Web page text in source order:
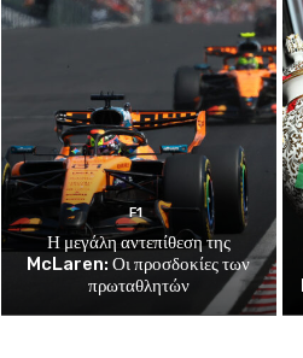
F1
Η μεγάλη αντεπίθεση της
McLaren: Οι προσδοκίες των
πρωταθλητών